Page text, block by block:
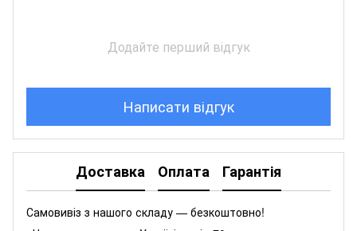
Додайте перший відгук
Написати відгук
Доставка Оплата Гарантія
Самовивіз з нашого складу — безкоштовно!